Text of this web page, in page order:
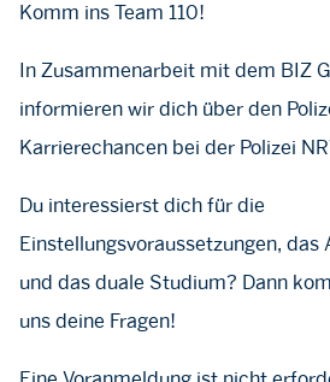
Komm ins Team 110!
In Zusammenarbeit mit dem BIZ
informieren wir dich über den
Karrierechancen bei der Polizei
Du interessierst dich für die
Einstellungsvoraussetzungen, das
und das duale Studium? Dann
uns deine Fragen!